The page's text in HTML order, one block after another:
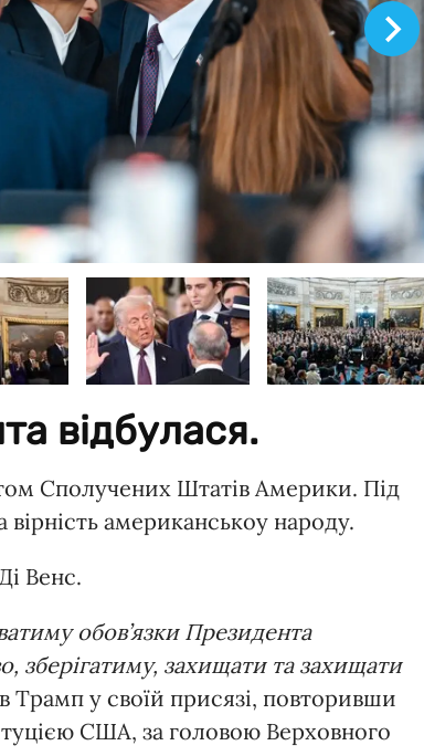
відбулася.
Сполучених Штатів Америки. Під
вірність американськоу народу.
Венс.
обов’язки Президента
зберігатиму, захищати та захищати
Трамп у своїй присязі, повторивши
США, за головою Верховного